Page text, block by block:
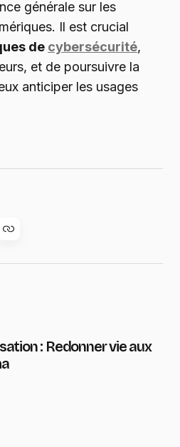
générale sur les
Il est crucial
de cybersécurité,
et de poursuivre la
anticiper les usages
: Redonner vie aux